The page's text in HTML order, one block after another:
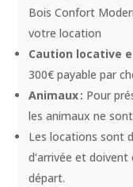
Bois Confort
votre location
Caution locative
300€ payable par
Animaux : Pour
les animaux ne
Les locations sont
d’arrivée et
départ.